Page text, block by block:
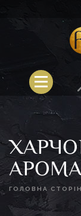
ГОЛОВНА